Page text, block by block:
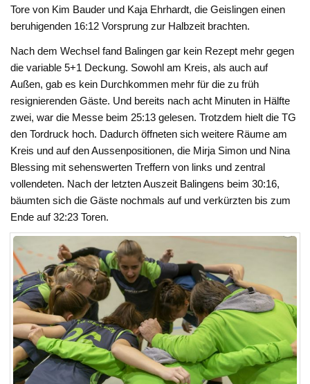
Tore von Kim Bauder und Kaja Ehrhardt, die Geislingen einen
beruhigenden 16:12 Vorsprung zur Halbzeit brachten.
Nach dem Wechsel fand Balingen gar kein Rezept mehr gegen
die variable 5+1 Deckung. Sowohl am Kreis, als auch auf
Außen, gab es kein Durchkommen mehr für die zu früh
resignierenden Gäste. Und bereits nach acht Minuten in Hälfte
zwei, war die Messe beim 25:13 gelesen. Trotzdem hielt die TG
den Tordruck hoch. Dadurch öffneten sich weitere Räume am
Kreis und auf den Aussenpositionen, die Mirja Simon und Nina
Blessing mit sehenswerten Treffern von links und zentral
vollendeten. Nach der letzten Auszeit Balingens beim 30:16,
bäumten sich die Gäste nochmals auf und verkürzten bis zum
Ende auf 32:23 Toren.